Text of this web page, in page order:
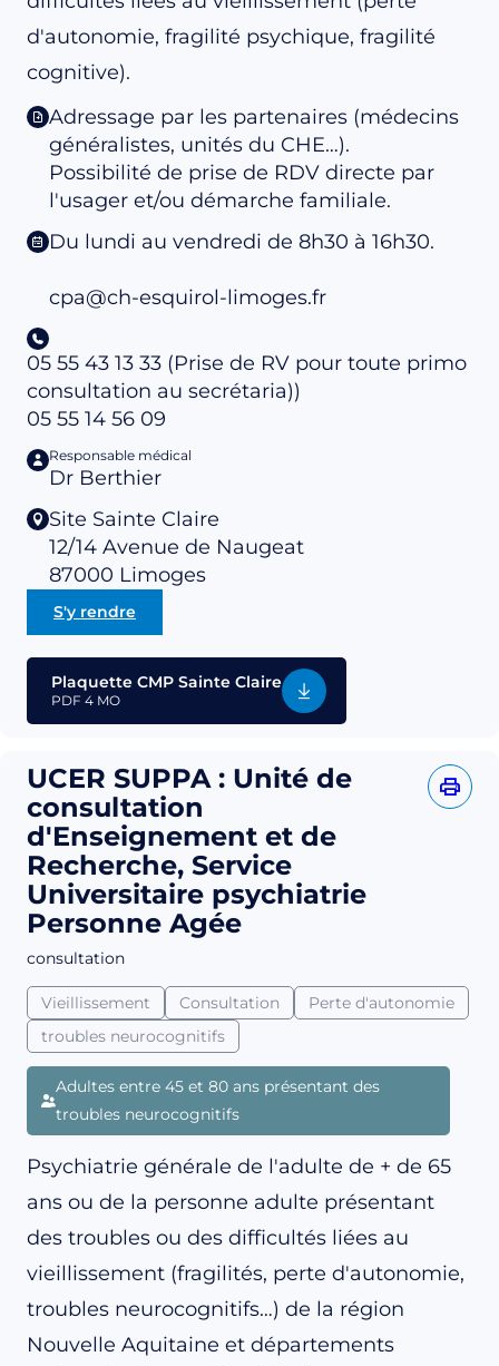
d'autonomie, fragilité psychique, fragilité
cognitive).
Adressage par les partenaires (médecins
généralistes, unités du CHE…).
Possibilité de prise de RDV directe par
l'usager et/ou démarche familiale.
Du lundi au vendredi de 8h30 à 16h30.
cpa@ch-esquirol-limoges.fr
05 55 43 13 33 (Prise de RV pour toute primo
consultation au secrétaria))
05 55 14 56 09
Responsable médical
Dr Berthier
Site Sainte Claire
12/14 Avenue de Naugeat
87000 Limoges
S'y rendre
Plaquette CMP Sainte Claire
PDF 4 MO
UCER SUPPA : Unité de
consultation
d'Enseignement et de
Recherche, Service
Universitaire psychiatrie
Personne Agée
consultation
Vieillissement Consultation
Perte d'autonomie
troubles neurocognitifs
Adultes entre 45 et 80 ans présentant des
troubles neurocognitifs
Psychiatrie générale de l'adulte de + de 65
ans ou de la personne adulte présentant
des troubles ou des difficultés liées au
vieillissement (fragilités, perte d'autonomie,
troubles neurocognitifs…) de la région
Nouvelle Aquitaine et départements